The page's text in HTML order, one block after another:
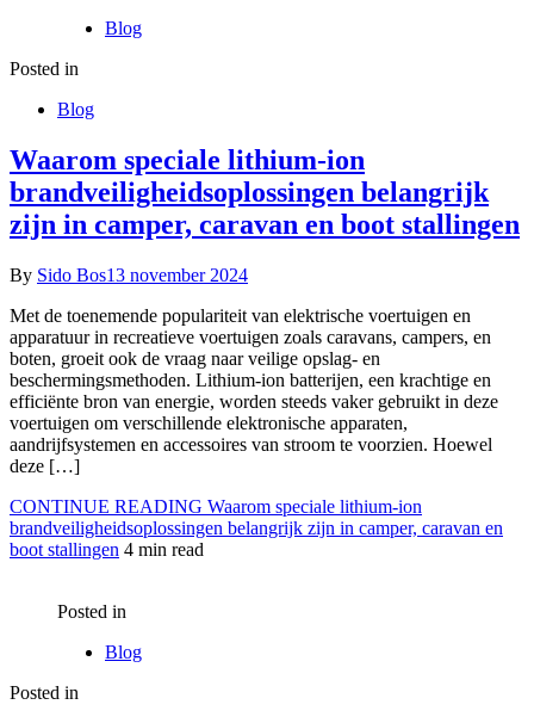
Blog
Posted in
Blog
Waarom speciale lithium-ion
brandveiligheidsoplossingen belangrijk
zijn in camper, caravan en boot stallingen
By Sido Bos13 november 2024
Met de toenemende populariteit van elektrische voertuigen en
apparatuur in recreatieve voertuigen zoals caravans, campers, en
boten, groeit ook de vraag naar veilige opslag- en
beschermingsmethoden. Lithium-ion batterijen, een krachtige en
efficiënte bron van energie, worden steeds vaker gebruikt in deze
voertuigen om verschillende elektronische apparaten,
aandrijfsystemen en accessoires van stroom te voorzien. Hoewel
deze […]
CONTINUE READING Waarom speciale lithium-ion
brandveiligheidsoplossingen belangrijk zijn in camper, caravan en
boot stallingen 4 min read
Posted in
Blog
Posted in